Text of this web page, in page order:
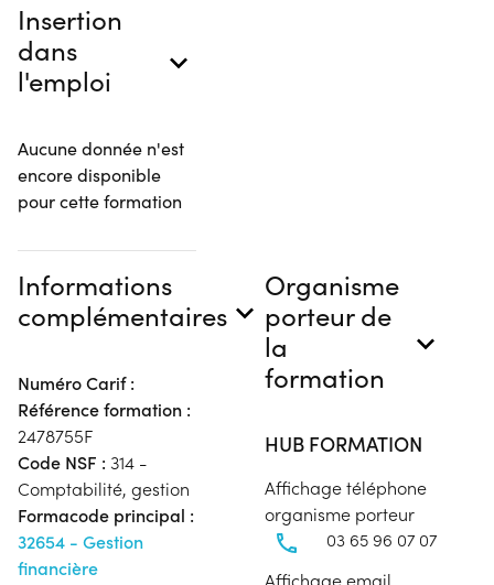
Insertion
dans
l'emploi
Aucune donnée n'est
encore disponible
pour cette formation
Informations
complémentaires
Numéro Carif :
Référence formation :
2478755F
Code NSF : 314 -
Comptabilité, gestion
Formacode principal :
32654 - Gestion
financière
Organisme
porteur de
la
formation
HUB FORMATION
Affichage téléphone
organisme porteur
03 65 96 07 07
Affichage email